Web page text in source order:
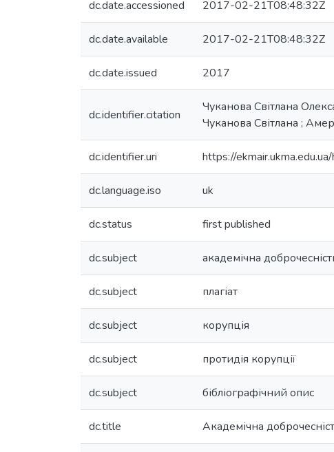
dc.date.accessioned 2017-02-21T08:48:32Z
dc.date.available 2017-02-21T08:48:32Z
dc.date.issued 2017
dc.identifier.citation
Чуканова Світлана
Чуканова Світлана ;
dc.identifier.uri https://
dc.language.iso uk
dc.status first published
dc.subject академічна
dc.subject плагіат
dc.subject корупція
dc.subject протидія корупції
dc.subject бібліографічний опис
dc.title Академічна